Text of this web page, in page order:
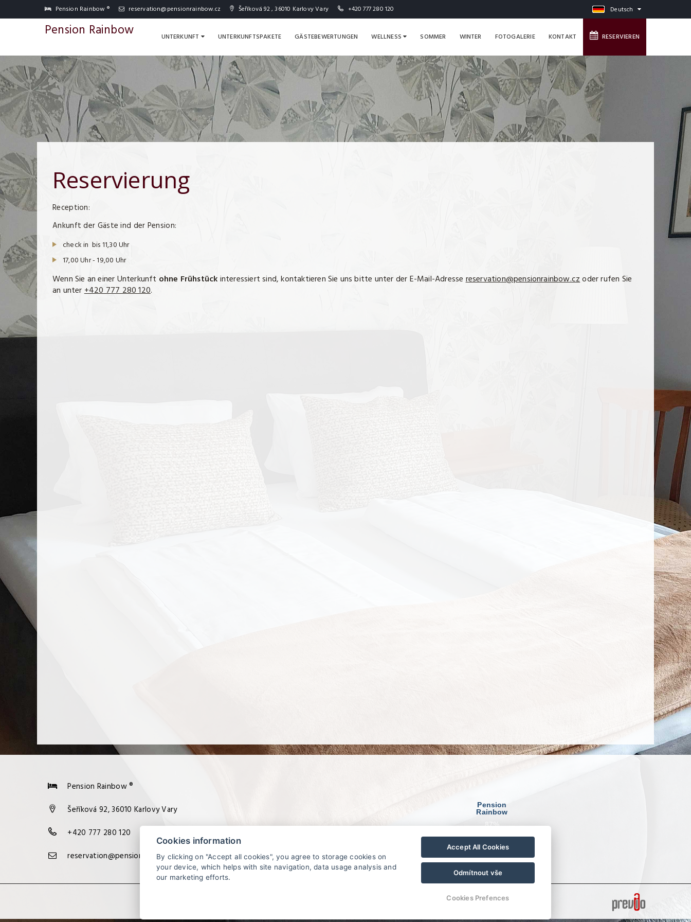
Pension Rainbow ® reservation@pensionrainbow.cz Šeříková 92 , 36010 Karlovy Vary +420 777 280 120 Deutsch
Pension Rainbow UNTERKUNFT UNTERKUNFTSPAKETE GÄSTEBEWERTUNGEN WELLNESS SOMMER WINTER FOTOGALERIE KONTAKT RESERVIEREN
Reservierung
Reception:
Ankunft der Gäste ind der Pension:
check in bis 11,30 Uhr
17,00 Uhr - 19,00 Uhr
Wenn Sie an einer Unterkunft ohne Frühstückinteressiert sind, kontaktieren Sie uns bitte unter der E-Mail-Adressereservation@pensionrainbow.czoder rufen Sie
an unter+420 777 280 120.
Pension Rainbow ®
Šeříková 92, 36010 Karlovy Vary
+420 777 280 120
reservation@pensionrainbow.cz
Pension
Rainbow
87%
Cookies information
By clicking on "Accept all cookies", you agree to storage cookies on
your device, which helps with site navigation, data usage analysis and
our marketing efforts.
Accept All Cookies
Odmítnout vše
Cookies Prefences